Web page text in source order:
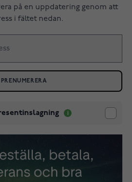
på en uppdatering genom att
i fältet nedan.
PRENUMERERA